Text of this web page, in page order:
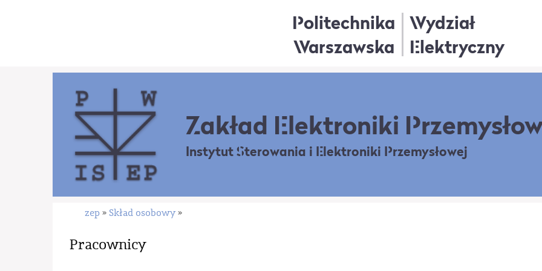
Politechnika
Warszawska
Wydział
Elektryczny
Zakład Elektroniki
Instytut Sterowania i Elektroniki Przemysłowej
zep » Skład osobowy »
Pracownicy